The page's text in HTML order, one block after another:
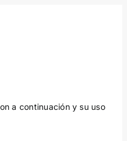
a continuación y su uso